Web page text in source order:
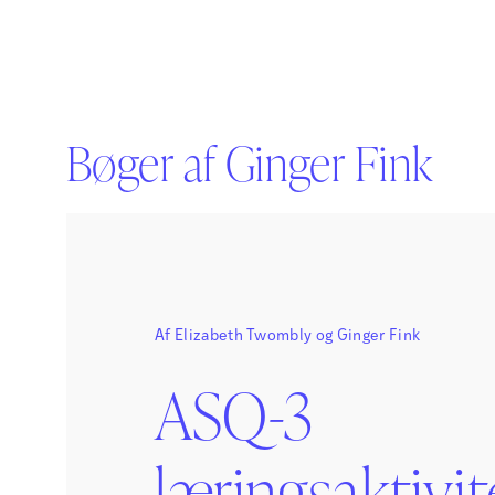
Bøger af Ginger Fink
Af Elizabeth Twombly og Ginger Fink
ASQ-3